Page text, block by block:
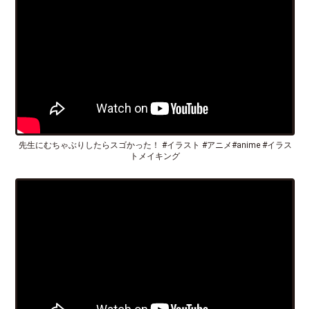
先生にむちゃぶりしたらスゴかった！ #イラスト #アニメ#anime #イラス
トメイキング